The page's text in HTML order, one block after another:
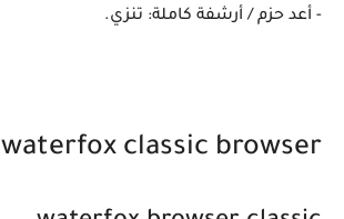
- أعد حزم / أرشفة كاملة: تنزي.
waterfox classic browser